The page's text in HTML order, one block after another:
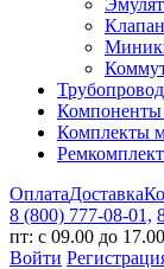
Компоненты
Комплекты
ОплатаДоставка
8 (800) 777-08-01,
пт: с 09.00 до 17.00
Войти